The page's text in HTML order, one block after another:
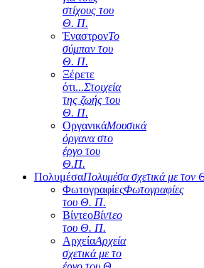
στίχους του
Θ. Π.
ΈναστρονΤο
σύμπαν του
Θ. Π.
Ξέρετε
ότι...Στοιχεία
της ζωής του
Θ. Π.
ΟργανικάΜουσικά
όργανα στο
έργο του
Θ.Π.
ΠολυμέσαΠολυμέσα σχετικά με τον
ΦωτογραφίεςΦωτογραφίες
του Θ. Π.
ΒίντεοΒίντεο
του Θ. Π.
ΑρχείαΑρχεία
σχετικά με το